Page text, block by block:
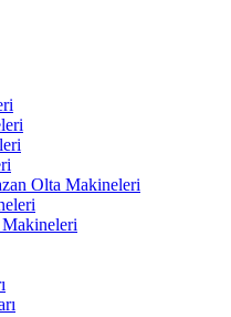
Olta Makineleri